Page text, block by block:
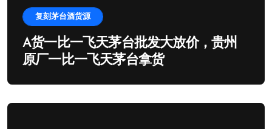
复刻茅台酒货源
A货一比一飞天茅台批发大放价，贵州
原厂一比一飞天茅台拿货